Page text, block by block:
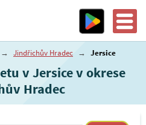
→ Jindřichův Hradec → Jersice
v Jersice v okrese
Hradec